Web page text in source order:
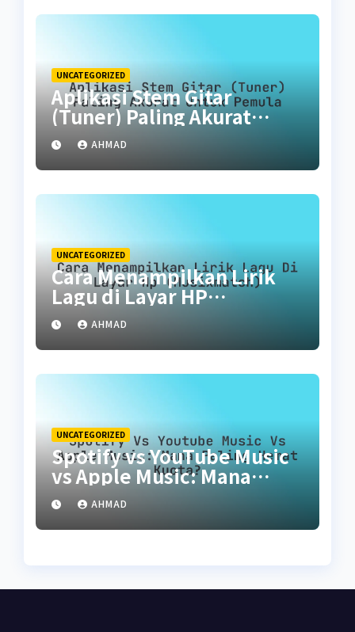
UNCATEGORIZED
Aplikasi Stem Gitar
(Tuner) Paling Akurat
untuk Pemula
AHMAD
UNCATEGORIZED
Cara Menampilkan Lirik
Lagu di Layar HP
(Musixmatch)
AHMAD
UNCATEGORIZED
Spotify vs YouTube Music
vs Apple Music: Mana
Paling Hemat Kuota?
AHMAD